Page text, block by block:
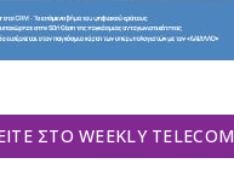
ΣΤΟ WEEKLY TELECOM